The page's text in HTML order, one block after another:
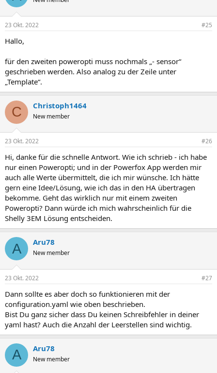
23 Okt. 2022 #25
Hallo,
für den zweiten poweropti muss nochmals „- sensor“
geschrieben werden. Also analog zu der Zeile unter
„Template“.
C Christoph1464
New member
23 Okt. 2022 #26
Hi, danke für die schnelle Antwort. Wie ich schrieb - ich habe
nur einen Poweropti; und in der Powerfox App werden mir
auch alle Werte übermittelt, die ich mir wünsche. Ich hätte
gern eine Idee/Lösung, wie ich das in den HA übertragen
bekomme. Geht das wirklich nur mit einem zweiten
Poweropti? Dann würde ich mich wahrscheinlich für die
Shelly 3EM Lösung entscheiden.
A Aru78
New member
23 Okt. 2022 #27
Dann sollte es aber doch so funktionieren mit der
configuration.yaml wie oben beschrieben.
Bist Du ganz sicher dass Du keinen Schreibfehler in deiner
yaml hast? Auch die Anzahl der Leerstellen sind wichtig.
A Aru78
New member